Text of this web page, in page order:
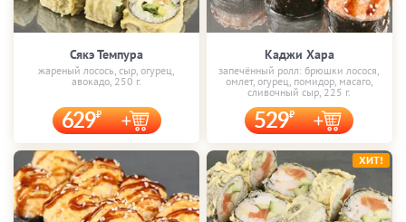
Сякэ Темпура
жареный лосось, сыр, огурец,
авокадо, 250 г.
629
Каджи Хара
запечённый ролл: брюшки лосося,
омлет, огурец, помидор, масаго,
сливочный сыр, 225 г.
529
ХИТ!